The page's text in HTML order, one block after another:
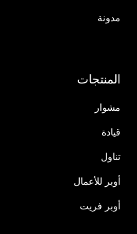
مدونة
المنتجات
مشوار
قيادة
تناول
أوبر للأعمال
أوبر فريت